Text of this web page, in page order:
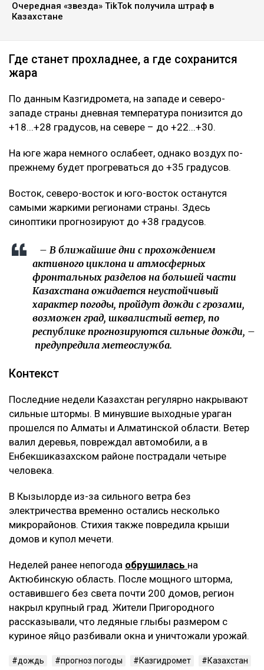
Очередная «звезда» TikTok получила штраф в
Казахстане
Где станет прохладнее, а где сохранится
жара
По данным Казгидромета, на западе и северо-
западе страны дневная температура понизится до
+18...+28 градусов, на севере – до +22...+30.
На юге жара немного ослабеет, однако воздух по-
прежнему будет прогреваться до +35 градусов.
Восток, северо-восток и юго-восток останутся
самыми жаркими регионами страны. Здесь
синоптики прогнозируют до +38 градусов.
– В ближайшие дни с прохождением
активного циклона и атмосферных
фронтальных разделов на большей части
Казахстана ожидается неустойчивый
характер погоды, пройдут дожди с грозами,
возможен град, шквалистый ветер, по
республике прогнозируются сильные дожди, –
предупредила метеослужба.
Контекст
Последние недели Казахстан регулярно накрывают
сильные штормы. В минувшие выходные ураган
прошелся по Алматы и Алматинской области. Ветер
валил деревья, повреждал автомобили, а в
Енбекшиказахском районе пострадали четыре
человека.
В Кызылорде из-за сильного ветра без
электричества временно остались несколько
микрорайонов. Стихия также повредила крыши
домов и купол мечети.
Неделей ранее непогода обрушилась на
Актюбинскую область. После мощного шторма,
оставившего без света почти 200 домов, регион
накрыл крупный град. Жители Пригородного
рассказывали, что ледяные глыбы размером с
куриное яйцо разбивали окна и уничтожали урожай.
дождь прогноз погоды Казгидромет
Казахстан